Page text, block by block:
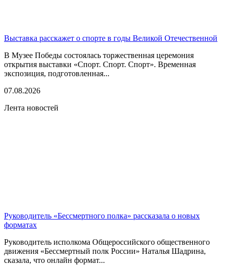
Выставка расскажет о спорте в годы Великой Отечественной
В Музее Победы состоялась торжественная церемония
открытия выставки «Спорт. Спорт. Спорт». Временная
экспозиция, подготовленная...
07.08.2026
Лента новостей
Руководитель «Бессмертного полка» рассказала о новых
форматах
Руководитель исполкома Общероссийского общественного
движения «Бессмертный полк России» Наталья Шадрина,
сказала, что онлайн формат...